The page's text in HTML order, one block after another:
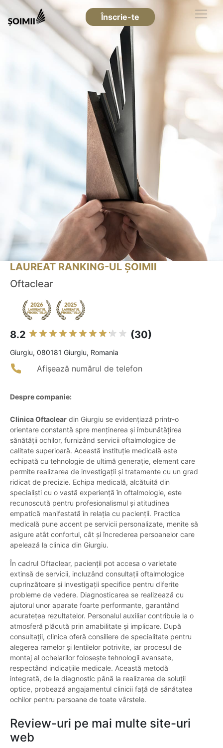
Înscrie-te
LAUREAT RANKING-UL ȘOIMII
Oftaclear
8.2 (30)
Giurgiu, 080181 Giurgiu, Romania
Afișează numărul de telefon
Despre companie:
Clinica Oftaclear din Giurgiu se evidențiază printr-o
orientare constantă spre menținerea și îmbunătățirea
sănătății ochilor, furnizând servicii oftalmologice de
calitate superioară. Această instituție medicală este
echipată cu tehnologie de ultimă generație, element care
permite realizarea de investigații și tratamente cu un grad
ridicat de precizie. Echipa medicală, alcătuită din
specialiști cu o vastă experiență în oftalmologie, este
recunoscută pentru profesionalismul și atitudinea
empatică manifestată în relația cu pacienții. Practica
medicală pune accent pe servicii personalizate, menite să
asigure atât confortul, cât și încrederea persoanelor care
apelează la clinica din Giurgiu.
În cadrul Oftaclear, pacienții pot accesa o varietate
extinsă de servicii, incluzând consultații oftalmologice
cuprinzătoare și investigații specifice pentru diferite
probleme de vedere. Diagnosticarea se realizează cu
ajutorul unor aparate foarte performante, garantând
acuratețea rezultatelor. Personalul auxiliar contribuie la o
atmosferă plăcută prin amabilitate și implicare. După
consultații, clinica oferă consiliere de specialitate pentru
alegerea ramelor și lentilelor potrivite, iar procesul de
montaj al ochelarilor folosește tehnologii avansate,
respectând indicațiile medicale. Această metodă
integrată, de la diagnostic până la realizarea de soluții
optice, probează angajamentul clinicii față de sănătatea
ochilor pentru persoane de toate vârstele.
Review-uri pe mai multe site-uri
web